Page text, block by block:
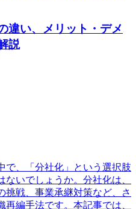
違い、メリット・デメ
説
で、「分社化」という選択肢
いでしょうか。分社化は、
挑戦、事業承継対策など、さ
編手法です。本記事では、